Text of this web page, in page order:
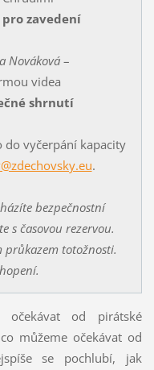
zavedení
Nováková–
videa
shrnutí
do vyčerpání kapacity
.
bezpečnostní
s časovou rezervou.
průkazem totožnosti.
od pirátské
můžeme očekávat od
se pochlubí, jak